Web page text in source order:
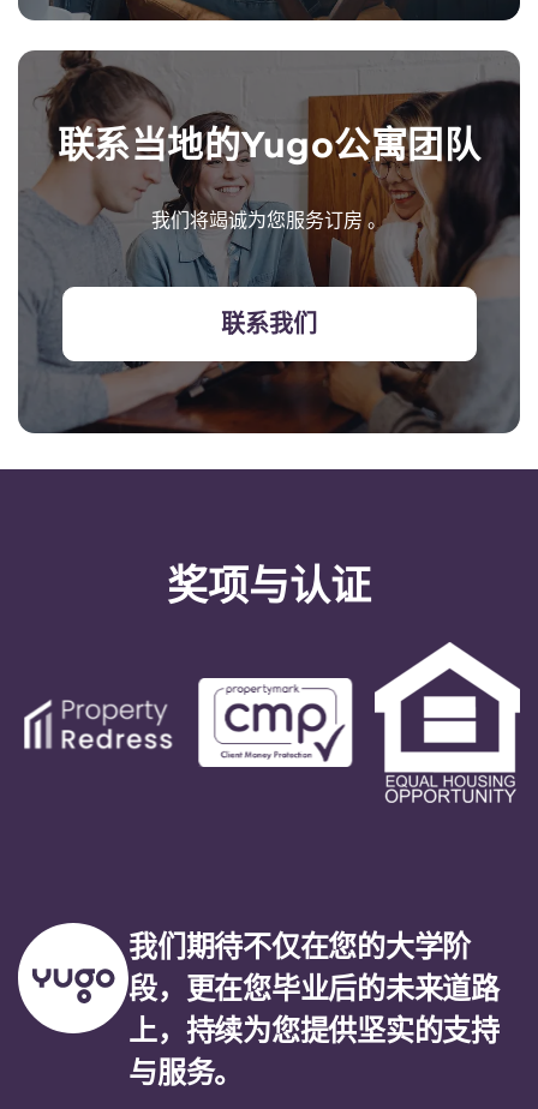
联系当地的Yugo公寓团队
我们将竭诚为您服务订房 。
联系我们
奖项与认证
我们期待不仅在您的大学阶
段，更在您毕业后的未来道路
上，持续为您提供坚实的支持
与服务。